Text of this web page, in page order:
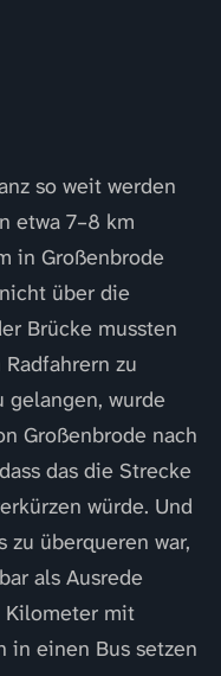
so weit werden
etwa 7–8 km
in Großenbrode
über die
Brücke mussten
zu
gelangen, wurde
Großenbrode nach
das die Strecke
würde. Und
überqueren war,
als Ausrede
Kilometer mit
in einen Bus setzen